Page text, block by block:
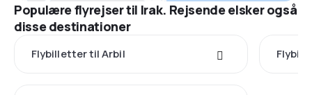
Populære flyrejser til Irak. Rejsende elsker også
disse destinationer
Flybilletter til Arbil